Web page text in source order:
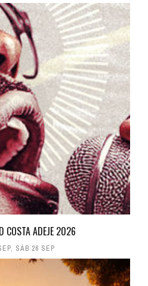
COSTA ADEJE 2026
, SÁB 26 SEP